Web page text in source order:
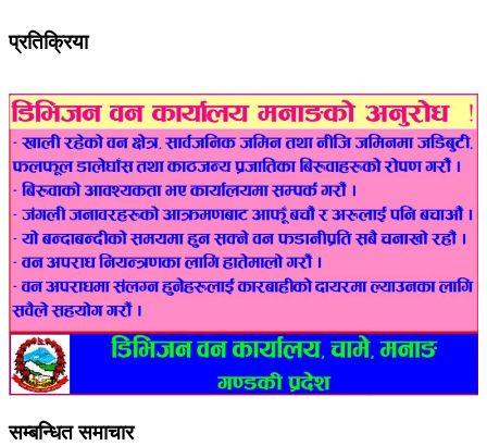
प्रतिक्रिया
सम्बन्धित समाचार